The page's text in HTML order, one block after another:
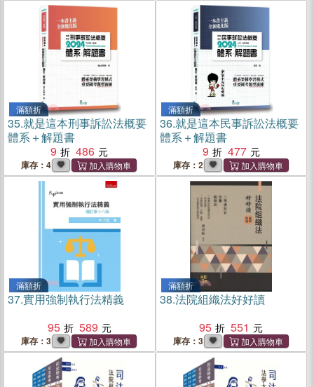
滿額折
35.就是這本刑事訴訟法概要
體系＋解題書
9
486
庫存：4
滿額折
36.就是這本民事訴訟法概要
體系＋解題書
9
477
庫存：2
滿額折
37.實用強制執行法精義
95
589
庫存：3
滿額折
38.法院組織法好好讀
95
551
庫存：3